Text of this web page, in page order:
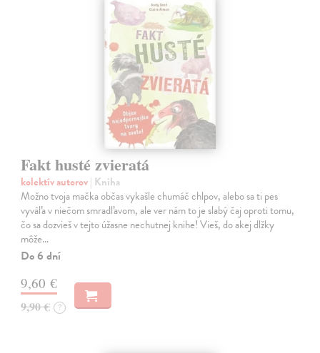
Fakt husté zvieratá
kolektív autorov| Kniha
Možno tvoja mačka občas vykašle chumáč chlpov, alebo sa ti pes
vyváľa v niečom smradľavom, ale ver nám to je slabý čaj oproti tomu,
čo sa dozvieš v tejto úžasne nechutnej knihe! Vieš, do akej dlžky
môže…
Do 6 dní
9,60 €
9,90 € ?